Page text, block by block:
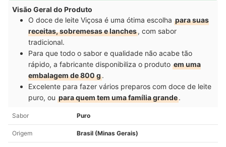
Visão Geral do Produto
O doce de leite Viçosa é uma ótima escolha para suas
receitas, sobremesas e lanches, com sabor
tradicional.
Para que todo o sabor e qualidade não acabe tão
rápido, a fabricante disponibiliza o produto em uma
embalagem de 800 g.
Excelente para fazer vários preparos com doce de leite
puro, ou para quem tem uma família grande.
Sabor Puro
Origem Brasil (Minas Gerais)